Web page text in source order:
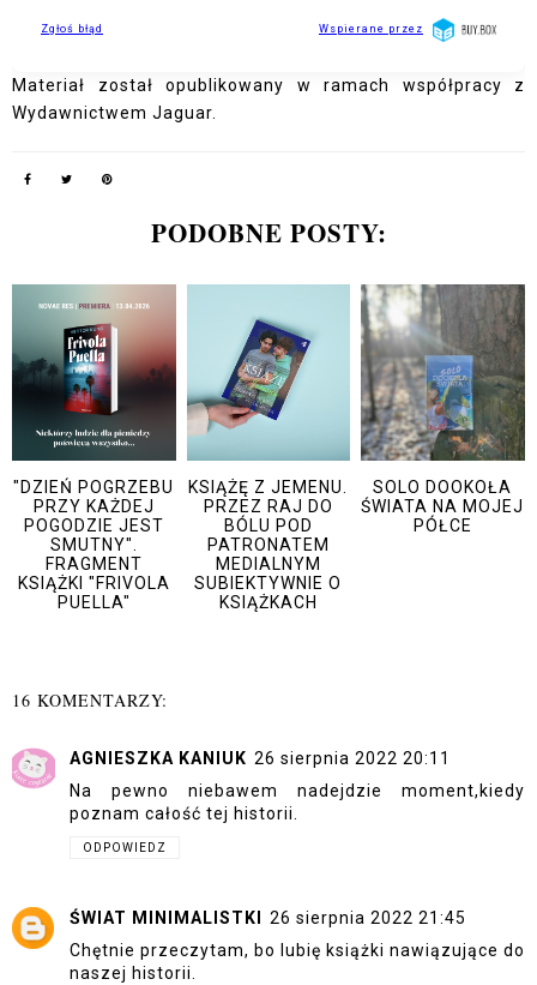
Materiał został opublikowany w ramach współpracy z
Wydawnictwem Jaguar.
PODOBNE POSTY:
"DZIEŃ POGRZEBU
PRZY KAŻDEJ
POGODZIE JEST
SMUTNY".
FRAGMENT
KSIĄŻKI "FRIVOLA
PUELLA"
KSIĄŻĘ Z JEMENU.
PRZEZ RAJ DO
BÓLU POD
PATRONATEM
MEDIALNYM
SUBIEKTYWNIE O
KSIĄŻKACH
SOLO DOOKOŁA
ŚWIATA NA MOJEJ
PÓŁCE
16 KOMENTARZY:
AGNIESZKA KANIUK 26 sierpnia 2022 20:11
Na pewno niebawem nadejdzie moment,kiedy
poznam całość tej historii.
ODPOWIEDZ
ŚWIAT MINIMALISTKI
26 sierpnia 2022 21:45
Chętnie przeczytam, bo lubię książki nawiązujące do
naszej historii.